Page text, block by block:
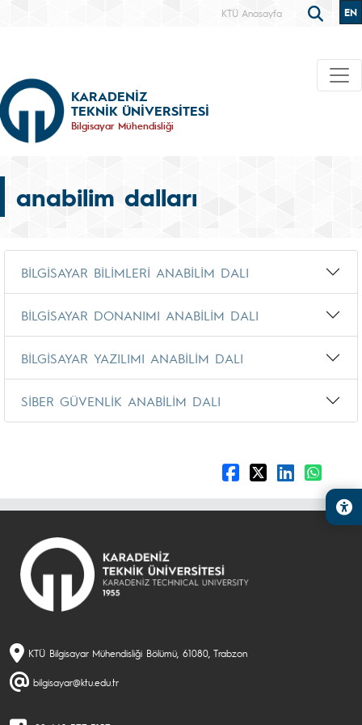
KTÜ Anasayfa EN
KARADENİZ
TEKNİK ÜNİVERSİTESİ
Bilgisayar Mühendisliği
anabilim dalları
BİLGİSAYAR BİLİMLERİ ANABİLİM DALI
BİLGİSAYAR DONANIMI ANABİLİM DALI
BİLGİSAYAR YAZILIMI ANABİLİM DALI
SİBER GÜVENLİK ANABİLİM DALI
KTÜ Bilgisayar Mühendisliği Bölümü, 61080, Trabzon
bilgisayar@ktu.edu.tr